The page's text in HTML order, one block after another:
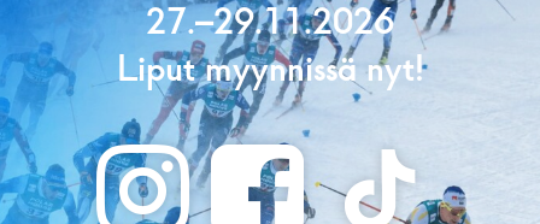
27.–29.11.2026
Liput myynnissä nyt!